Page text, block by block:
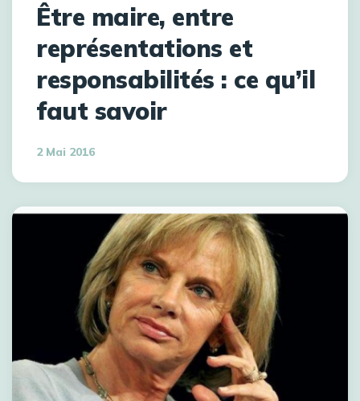
Être maire, entre
représentations et
responsabilités : ce qu’il
faut savoir
2 Mai 2016